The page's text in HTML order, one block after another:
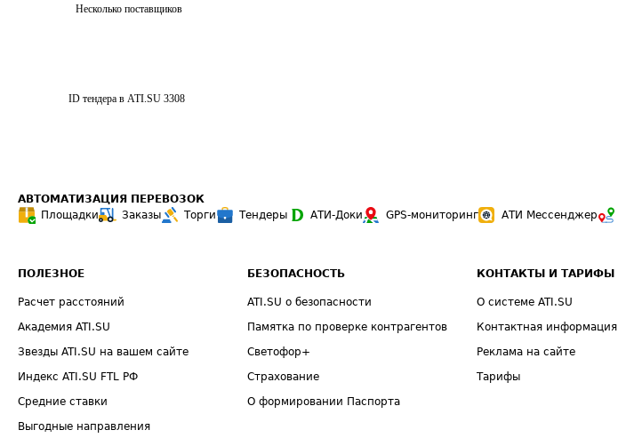
Несколько поставщиков
ID тендера в ATI.SU 3308
АВТОМАТИЗАЦИЯ ПЕРЕВОЗОК
Площадки
Заказы Торги Тендеры АТИ-Доки GPS-мониторинг АТИ Мессенджер
ПОЛЕЗНОЕ
Расчет расстояний
Академия ATI.SU
Звезды ATI.SU на вашем сайте
Индекс ATI.SU FTL РФ
Средние ставки
Выгодные направления
БЕЗОПАСНОСТЬ
ATI.SU о безопасности
Памятка по проверке контрагентов
Светофор+
Страхование
О формировании Паспорта
КОНТАКТЫ И ТАРИФЫ
О системе ATI.SU
Контактная информация
Реклама на сайте
Тарифы